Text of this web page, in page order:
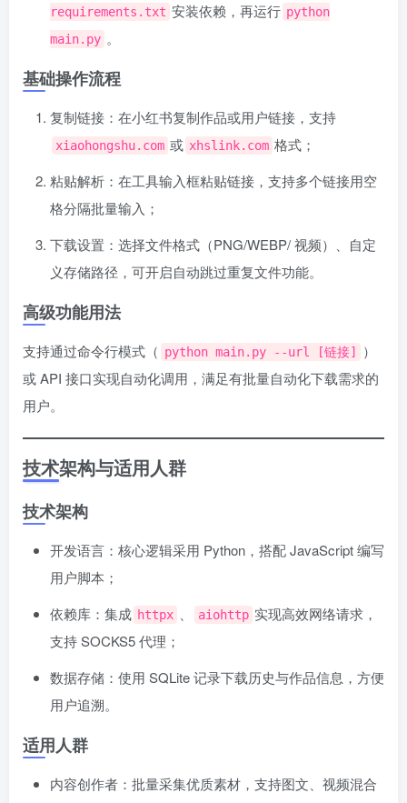
requirements.txt 安装依赖，再运行 python
main.py 。
基础操作流程
复制链接：在小红书复制作品或用户链接，支持
xiaohongshu.com 或 xhslink.com 格式；
粘贴解析：在工具输入框粘贴链接，支持多个链接用空
格分隔批量输入；
下载设置：选择文件格式（PNG/WEBP/ 视频）、自定
义存储路径，可开启自动跳过重复文件功能。
高级功能用法
支持通过命令行模式（ python main.py --url [链接]
）
或 API 接口实现自动化调用，满足有批量自动化下载需求的
用户。
技术架构与适用人群
技术架构
开发语言：核心逻辑采用 Python，搭配 JavaScript 编写
用户脚本；
依赖库：集成 httpx aiohttp 实现高效网络请求，
支持 SOCKS5 代理；
数据存储：使用 SQLite 记录下载历史与作品信息，方便
用户追溯。
适用人群
内容创作者：批量采集优质素材，支持图文、视频混合